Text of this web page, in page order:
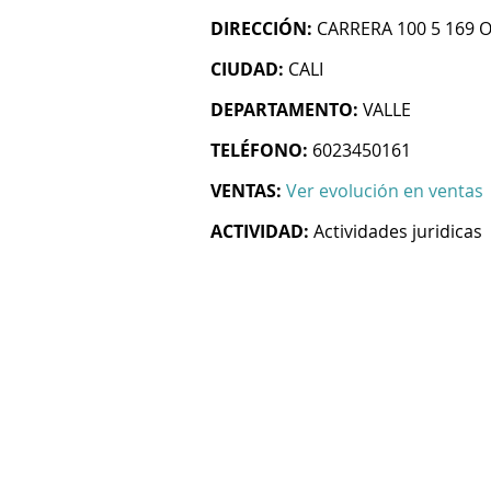
DIRECCIÓN: CARRERA 100 5 169
CIUDAD: CALI
DEPARTAMENTO: VALLE
TELÉFONO: 6023450161
VENTAS: Ver evolución en ventas
ACTIVIDAD: Actividades juridicas